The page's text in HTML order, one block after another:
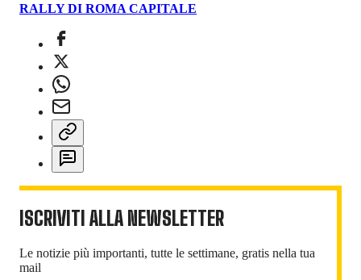
RALLY DI ROMA CAPITALE
ISCRIVITI ALLA NEWSLETTER
Le notizie più importanti, tutte le settimane, gratis nella tua
mail